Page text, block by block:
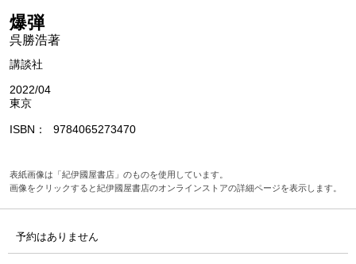
爆弾
呉勝浩著
講談社
2022/04
東京
ISBN 9784065273470
表紙画像は「紀伊國屋書店」のものを使用しています。
画像をクリックすると紀伊國屋書店のオンラインストアの詳細ページを表示します。
予約はありません